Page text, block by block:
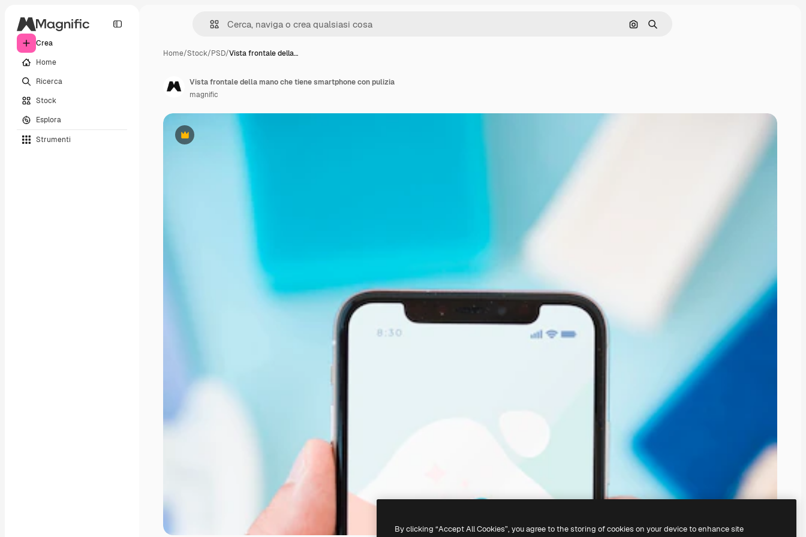
Crea
Home
Ricerca
Stock
Esplora
Strumenti
Cerca per immagine
Ricerca
Home/Stock/PSD/Vista frontale della…
Premium
Vista frontale della mano che tiene smartphone con pulizia
magnific
By clicking “Accept All Cookies”, you agree to the storing of cookies on your device to enhance site